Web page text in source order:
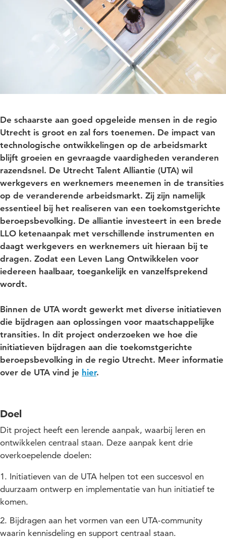
De schaarste aan goed opgeleide mensen in de regio
Utrecht is groot en zal fors toenemen. De impact van
technologische ontwikkelingen op de arbeidsmarkt
blijft groeien en gevraagde vaardigheden veranderen
razendsnel. De Utrecht Talent Alliantie (UTA) wil
werkgevers en werknemers meenemen in de transities
op de veranderende arbeidsmarkt. Zij zijn namelijk
essentieel bij het realiseren van een toekomstgerichte
beroepsbevolking. De alliantie investeert in een brede
LLO ketenaanpak met verschillende instrumenten en
daagt werkgevers en werknemers uit hieraan bij te
dragen. Zodat een Leven Lang Ontwikkelen voor
iedereen haalbaar, toegankelijk en vanzelfsprekend
wordt.
Binnen de UTA wordt gewerkt met diverse initiatieven
die bijdragen aan oplossingen voor maatschappelijke
transities. In dit project onderzoeken we hoe die
initiatieven bijdragen aan die toekomstgerichte
beroepsbevolking in de regio Utrecht. Meer informatie
over de UTA vind je hier.
Doel
Dit project heeft een lerende aanpak, waarbij leren en
ontwikkelen centraal staan. Deze aanpak kent drie
overkoepelende doelen:
Initiatieven van de UTA helpen tot een succesvol en
duurzaam ontwerp en implementatie van hun initiatief te
komen.
Bijdragen aan het vormen van een UTA-community
waarin kennisdeling en support centraal staan.